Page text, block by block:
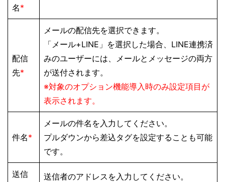
名*
配信
先*
メールの配信先を選択できます。
「メール+LINE」を選択した場合、LINE連携済
みのユーザーには、メールとメッセージの両方
が送付されます。
※対象のオプション機能導入時のみ設定項目が
表示されます。
件名*
メールの件名を入力してください。
プルダウンから差込タグを設定することも可能
です。
送信
送信者のアドレスを入力してください。